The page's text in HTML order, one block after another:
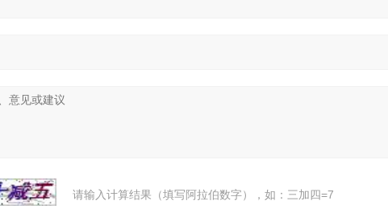
请输入计算结果（填写阿拉伯数字），如：三加四=7